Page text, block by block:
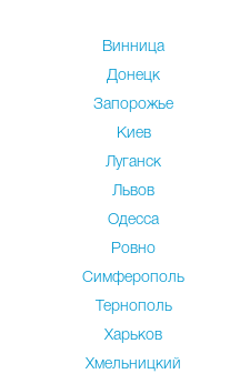
Винница
Донецк
Запорожье
Киев
Луганск
Львов
Одесса
Ровно
Симферополь
Тернополь
Харьков
Хмельницкий